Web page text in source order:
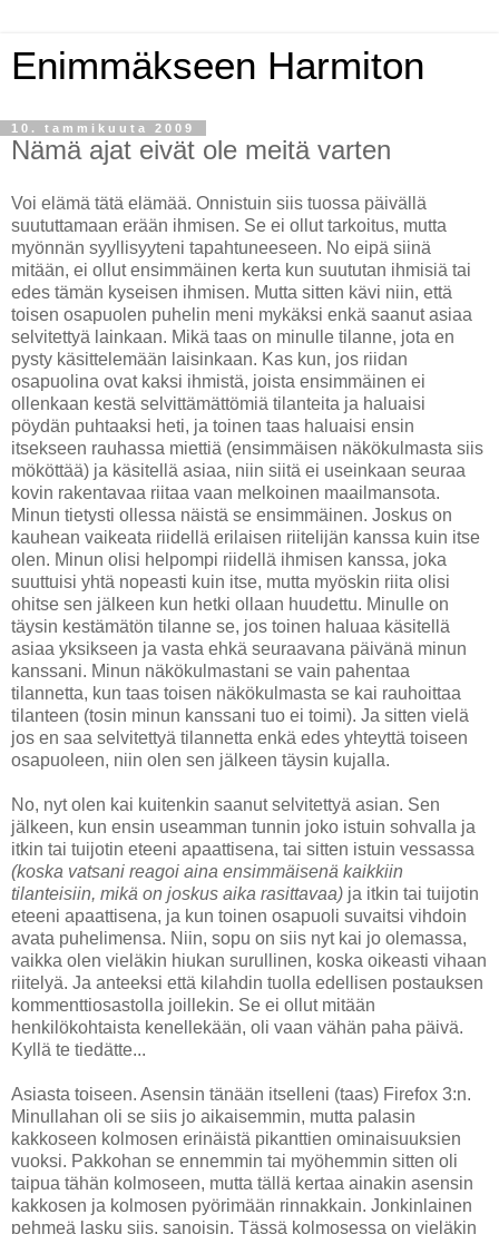
Enimmäkseen Harmiton
10. tammikuuta 2009
Nämä ajat eivät ole meitä varten
Voi elämä tätä elämää. Onnistuin siis tuossa päivällä
suututtamaan erään ihmisen. Se ei ollut tarkoitus, mutta
myönnän syyllisyyteni tapahtuneeseen. No eipä siinä
mitään, ei ollut ensimmäinen kerta kun suututan ihmisiä tai
edes tämän kyseisen ihmisen. Mutta sitten kävi niin, että
toisen osapuolen puhelin meni mykäksi enkä saanut asiaa
selvitettyä lainkaan. Mikä taas on minulle tilanne, jota en
pysty käsittelemään laisinkaan. Kas kun, jos riidan
osapuolina ovat kaksi ihmistä, joista ensimmäinen ei
ollenkaan kestä selvittämättömiä tilanteita ja haluaisi
pöydän puhtaaksi heti, ja toinen taas haluaisi ensin
itsekseen rauhassa miettiä (ensimmäisen näkökulmasta siis
mököttää) ja käsitellä asiaa, niin siitä ei useinkaan seuraa
kovin rakentavaa riitaa vaan melkoinen maailmansota.
Minun tietysti ollessa näistä se ensimmäinen. Joskus on
kauhean vaikeata riidellä erilaisen riitelijän kanssa kuin itse
olen. Minun olisi helpompi riidellä ihmisen kanssa, joka
suuttuisi yhtä nopeasti kuin itse, mutta myöskin riita olisi
ohitse sen jälkeen kun hetki ollaan huudettu. Minulle on
täysin kestämätön tilanne se, jos toinen haluaa käsitellä
asiaa yksikseen ja vasta ehkä seuraavana päivänä minun
kanssani. Minun näkökulmastani se vain pahentaa
tilannetta, kun taas toisen näkökulmasta se kai rauhoittaa
tilanteen (tosin minun kanssani tuo ei toimi). Ja sitten vielä
jos en saa selvitettyä tilannetta enkä edes yhteyttä toiseen
osapuoleen, niin olen sen jälkeen täysin kujalla.
No, nyt olen kai kuitenkin saanut selvitettyä asian. Sen
jälkeen, kun ensin useamman tunnin joko istuin sohvalla ja
itkin tai tuijotin eteeni apaattisena, tai sitten istuin vessassa
(koska vatsani reagoi aina ensimmäisenä kaikkiin
tilanteisiin, mikä on joskus aika rasittavaa) ja itkin tai tuijotin
eteeni apaattisena, ja kun toinen osapuoli suvaitsi vihdoin
avata puhelimensa. Niin, sopu on siis nyt kai jo olemassa,
vaikka olen vieläkin hiukan surullinen, koska oikeasti vihaan
riitelyä. Ja anteeksi että kilahdin tuolla edellisen postauksen
kommenttiosastolla joillekin. Se ei ollut mitään
henkilökohtaista kenellekään, oli vaan vähän paha päivä.
Kyllä te tiedätte...
Asiasta toiseen. Asensin tänään itselleni (taas) Firefox 3:n.
Minullahan oli se siis jo aikaisemmin, mutta palasin
kakkoseen kolmosen erinäistä pikanttien ominaisuuksien
vuoksi. Pakkohan se ennemmin tai myöhemmin sitten oli
taipua tähän kolmoseen, mutta tällä kertaa ainakin asensin
kakkosen ja kolmosen pyörimään rinnakkain. Jonkinlainen
pehmeä lasku siis, sanoisin. Tässä kolmosessa on vieläkin